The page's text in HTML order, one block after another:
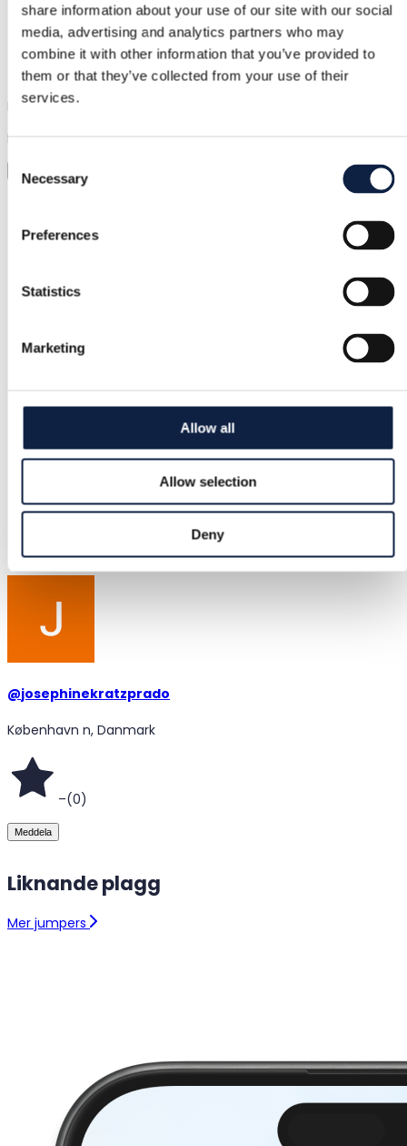
share information about your use of our site with our social
media, advertising and analytics partners who may
combine it with other information that you’ve provided to
them or that they’ve collected from your use of their
services.
Consent
Selection
Necessary
Preferences
Statistics
Marketing
Allow all
Allow selection
Deny
Liknande plagg
Mer jumpers
Support
Snabb hjälp när du behöver det
Prova innan du köper
Ladda bara upp en bild och prova allt
Virtuell provning
Kvinnor/
Hollister
S / 36
Färg
2026-06-03
@josephinekratzprado
København n, Danmark
–(0)
Meddela